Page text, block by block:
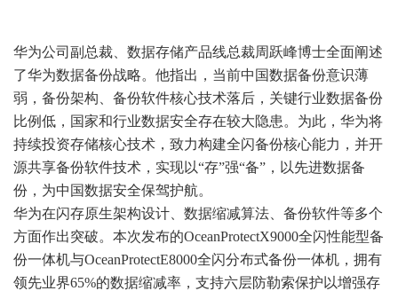
华为公司副总裁、数据存储产品线总裁周跃峰博士全面阐述
了华为数据备份战略。他指出，当前中国数据备份意识薄
弱，备份架构、备份软件核心技术落后，关键行业数据备份
比例低，国家和行业数据安全存在较大隐患。为此，华为将
持续投资存储核心技术，致力构建全闪备份核心能力，并开
源共享备份软件技术，实现以“存”强“备”，以先进数据备
份，为中国数据安全保驾护航。
华为在闪存原生架构设计、数据缩减算法、备份软件等多个
方面作出突破。本次发布的OceanProtectX9000全闪性能型备
份一体机与OceanProtectE8000全闪分布式备份一体机，拥有
领先业界65%的数据缩减率，支持六层防勒索保护以增强存